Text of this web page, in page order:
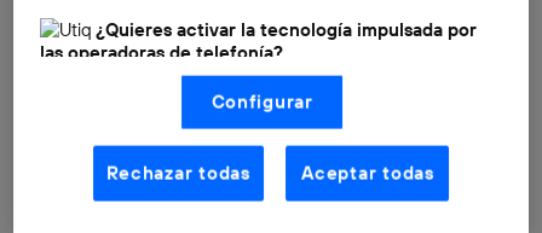
más extensas de Europa.
españoles son lectores frecuentes de libros, siendo los
más activos los madrileños y catalanes.
Compartiendo lecturas
¿Quieres activar la tecnología impulsada por
las operadoras de telefonía?
Nosotros, Telefónica S.A., utilizamos la tecnología Utiq para
realizar nuestras acciones de marketing digital o análisis
(como se describe en este aviso de consentimiento)
basadas en tu navegación en nuestra(s) web(s)
aquí(solo cuando utilizas una conexión a
internet habilitada , proporcionada por una de las
operadoras de telefonía participantes, y otorgas tu
Configurar
Rechazar todas Aceptar todas